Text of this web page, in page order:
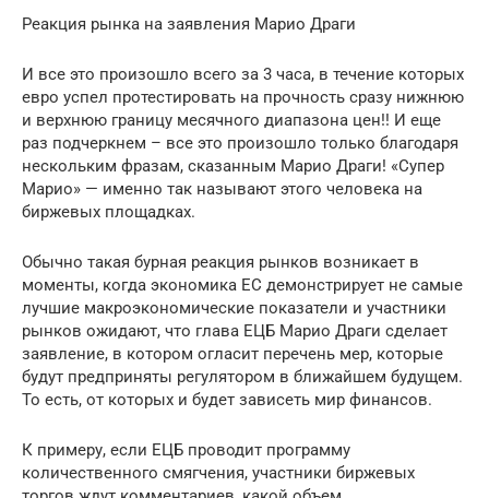
Реакция рынка на заявления Марио Драги
И все это произошло всего за 3 часа, в течение которых
евро успел протестировать на прочность сразу нижнюю
и верхнюю границу месячного диапазона цен!! И еще
раз подчеркнем – все это произошло только благодаря
нескольким фразам, сказанным Марио Драги! «Супер
Марио» — именно так называют этого человека на
биржевых площадках.
Обычно такая бурная реакция рынков возникает в
моменты, когда экономика ЕС демонстрирует не самые
лучшие макроэкономические показатели и участники
рынков ожидают, что глава ЕЦБ Марио Драги сделает
заявление, в котором огласит перечень мер, которые
будут предприняты регулятором в ближайшем будущем.
То есть, от которых и будет зависеть мир финансов.
К примеру, если ЕЦБ проводит программу
количественного смягчения, участники биржевых